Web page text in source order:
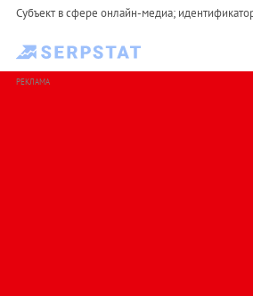
Субъект в сфере онлайн-медиа;
РЕКЛАМА